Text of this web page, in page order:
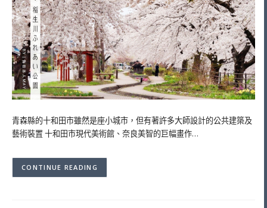
青森縣的十和田市雖然是座小城市，但有著許多大師設計的公共建築及
藝術裝置 十和田市現代美術館、奈良美智的巨幅畫作…
CONTINUE READING